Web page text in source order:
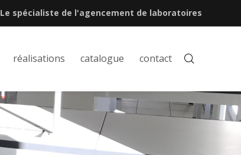
Le spécialiste de l'agencement de laboratoires
réalisations catalogue contact